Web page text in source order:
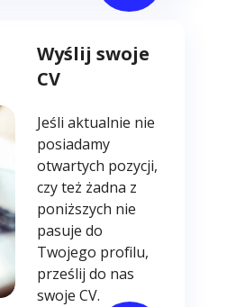
Wyślij swoje
CV
Jeśli aktualnie nie
posiadamy
otwartych pozycji,
czy też żadna z
poniższych nie
pasuje do
Twojego profilu,
prześlij do nas
swoje CV.